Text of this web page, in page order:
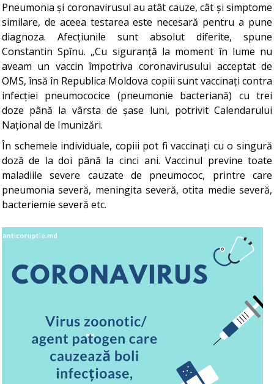
Pneumonia și coronavirusul au atât cauze, cât și simptome
similare, de aceea testarea este necesară pentru a pune
diagnoza. Afecțiunile sunt absolut diferite, spune
Constantin Spînu. „Cu siguranță la moment în lume nu
aveam un vaccin împotriva coronavirusului acceptat de
OMS, însă în Republica Moldova copiii sunt vaccinați contra
infecției pneumococice (pneumonie bacteriană) cu trei
doze până la vârsta de șase luni, potrivit Calendarului
Național de Imunizări.
În schemele individuale, copiii pot fi vaccinați cu o singură
doză de la doi până la cinci ani. Vaccinul previne toate
maladiile severe cauzate de pneumococ, printre care
pneumonia severă, meningita severă, otita medie severă,
bacteriemie severă etc.